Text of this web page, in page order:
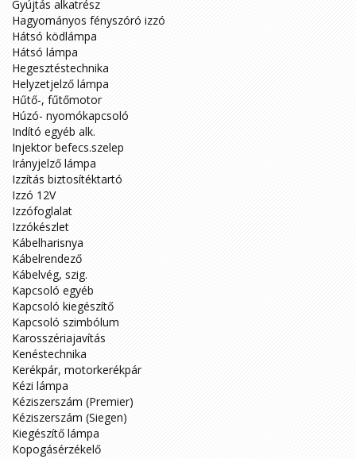
Gyújtás alkatrész
Hagyományos fényszóró izzó
Hátsó ködlámpa
Hátsó lámpa
Hegesztéstechnika
Helyzetjelző lámpa
Hűtő-, fűtőmotor
Húzó- nyomókapcsoló
Indító egyéb alk.
Injektor befecs.szelep
Irányjelző lámpa
Izzítás biztosítéktartó
Izzó 12V
Izzófoglalat
Izzókészlet
Kábelharisnya
Kábelrendező
Kábelvég, szig.
Kapcsoló egyéb
Kapcsoló kiegészítő
Kapcsoló szimbólum
Karosszériajavítás
Kenéstechnika
Kerékpár, motorkerékpár
Kézi lámpa
Kéziszerszám (Premier)
Kéziszerszám (Siegen)
Kiegészítő lámpa
Kopogásérzékelő